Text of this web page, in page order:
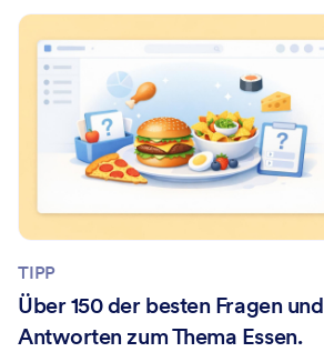
TIPP
Über 150 der besten Fragen und
Antworten zum Thema Essen.